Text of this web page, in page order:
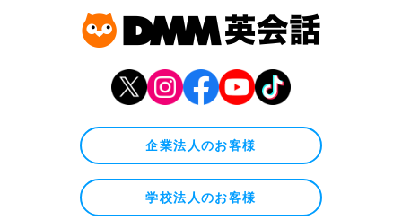
企業法人のお客様
学校法人のお客様